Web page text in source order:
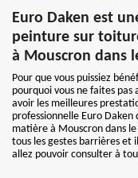
Euro Daken est
peinture sur
à Mouscron dans
Pour que vous puissiez
pourquoi vous ne faites pas
avoir les meilleures
professionnelle Euro Daken
matière à Mouscron dans
tous les gestes barrières et
allez pouvoir consulter à